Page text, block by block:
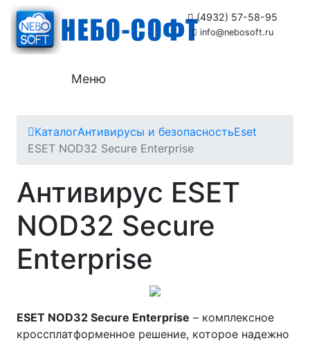
(4932) 57-58-95
info@nebosoft.ru
Меню
КаталогАнтивирусы и безопасностьEset
ESET NOD32 Secure Enterprise
Антивирус ESET
NOD32 Secure
Enterprise
ESET NOD32 Secure Enterprise – комплексное
кроссплатформенное решение, которое надежно